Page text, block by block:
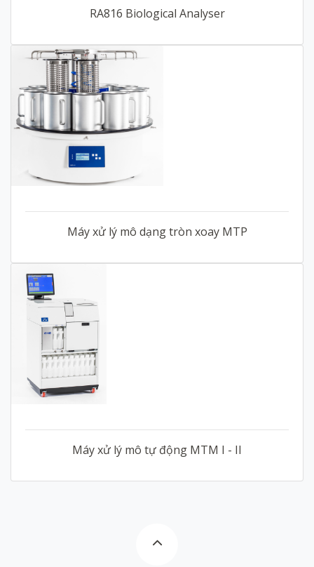
RA816 Biological Analyser
Máy xử lý mô dạng tròn xoay MTP
Máy xử lý mô tự động MTM I - II